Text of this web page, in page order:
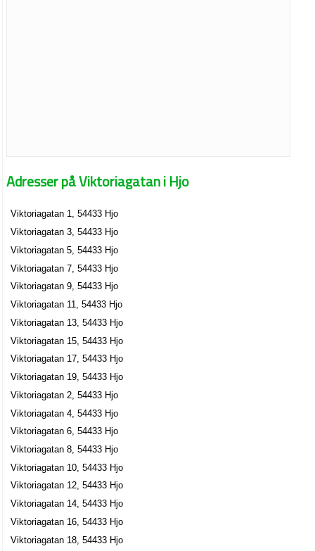
Adresser på Viktoriagatan i Hjo
Viktoriagatan 1, 54433 Hjo
Viktoriagatan 3, 54433 Hjo
Viktoriagatan 5, 54433 Hjo
Viktoriagatan 7, 54433 Hjo
Viktoriagatan 9, 54433 Hjo
Viktoriagatan 11, 54433 Hjo
Viktoriagatan 13, 54433 Hjo
Viktoriagatan 15, 54433 Hjo
Viktoriagatan 17, 54433 Hjo
Viktoriagatan 19, 54433 Hjo
Viktoriagatan 2, 54433 Hjo
Viktoriagatan 4, 54433 Hjo
Viktoriagatan 6, 54433 Hjo
Viktoriagatan 8, 54433 Hjo
Viktoriagatan 10, 54433 Hjo
Viktoriagatan 12, 54433 Hjo
Viktoriagatan 14, 54433 Hjo
Viktoriagatan 16, 54433 Hjo
Viktoriagatan 18, 54433 Hjo